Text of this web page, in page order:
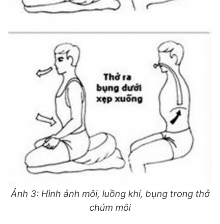
Ảnh 3: Hình ảnh môi, luồng khí, bụng trong thở
chúm môi